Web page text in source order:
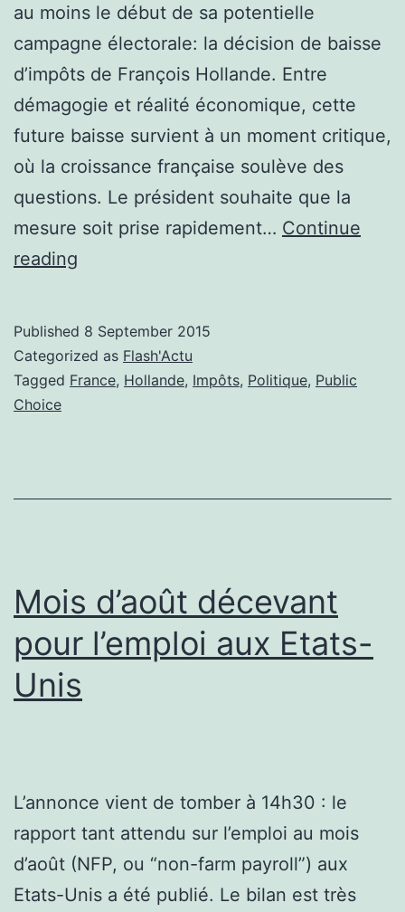
au moins le début de sa potentielle
campagne électorale: la décision de baisse
d’impôts de François Hollande. Entre
démagogie et réalité économique, cette
future baisse survient à un moment critique,
où la croissance française soulève des
questions. Le président souhaite que la
mesure soit prise rapidement… Continue
reading
d’impôts
Published 8 September 2015
Categorized as Flash'Actu
Tagged France, Hollande, Impôts, Politique, Public
Choice
Mois d’août décevant
pour l’emploi aux Etats-
Unis
L’annonce vient de tomber à 14h30 : le
rapport tant attendu sur l’emploi au mois
d’août (NFP, ou “non-farm payroll”) aux
Etats-Unis a été publié. Le bilan est très